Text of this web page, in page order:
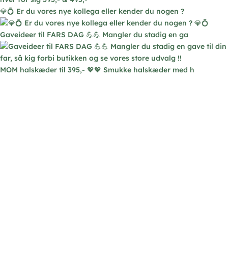
💎💍 Er du vores nye kollega eller kender du nogen ?
Gaveideer til FARS DAG 💪💪 Mangler du stadig en ga
MOM halskæder til 395,- 💖💖 Smukke halskæder med h